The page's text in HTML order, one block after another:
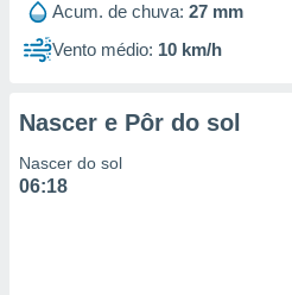
Acum. de chuva: 27 mm
Vento médio: 10 km/h
Nascer e Pôr do sol
Nascer do sol
06:18